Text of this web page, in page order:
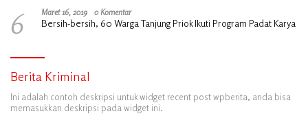
6 Maret 16, 2019 0 Komentar
Bersih-bersih, 60 Warga Tanjung Priok Ikuti Program Padat Karya
Berita Kriminal
Ini adalah contoh deskripsi untuk widget recent post wpberita, anda bisa
memasukkan deskripsi pada widget ini.